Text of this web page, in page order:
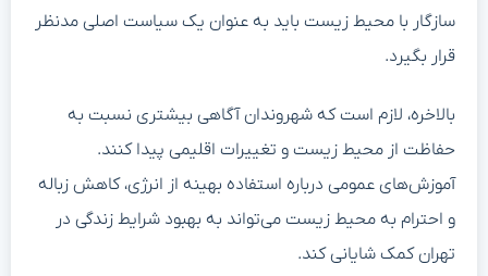
سازگار با محیط زیست باید به عنوان یک سیاست اصلی مدنظر
قرار بگیرد.
بالاخره، لازم است که شهروندان آگاهی بیشتری نسبت به
حفاظت از محیط زیست و تغییرات اقلیمی پیدا کنند.
آموزش‌های عمومی درباره استفاده بهینه از انرژی، کاهش زباله
و احترام به محیط زیست می‌تواند به بهبود شرایط زندگی در
تهران کمک شایانی کند.